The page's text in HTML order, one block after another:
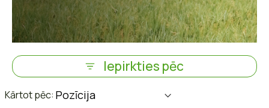
Iepirkties pēc